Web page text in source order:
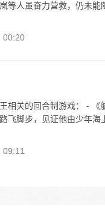
等人虽奋力营救，仍未
00:20
相关的回合制游戏： -
飞脚步，见证他由少年
09:11